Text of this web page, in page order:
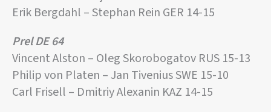
Erik Bergdahl – Stephan Rein GER 14-15
Prel DE 64
Vincent Alston – Oleg Skorobogatov RUS 15-13
Philip von Platen – Jan Tivenius SWE 15-10
Carl Frisell – Dmitriy Alexanin KAZ 14-15